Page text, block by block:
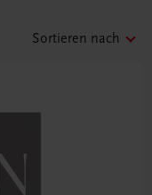
Sortieren nach